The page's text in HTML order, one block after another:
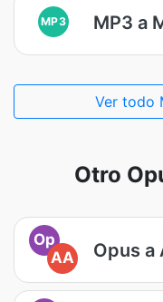
MP3 MP3 a
Ver todo
Otro
Op
AA
Opus a